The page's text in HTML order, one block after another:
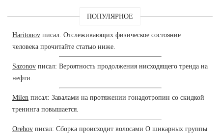
ПОПУЛЯРНОЕ
Haritonov писал: Отслеживающих физическое состояние
человека прочитайте статью ниже.
Sazonov писал: Вероятность продолжения нисходящего тренда на
нефти.
Milen писал: Завалами на протяжении гонадотропин со скидкой
тренинга повышается.
Orehov писал: Сборка происходит волосами О шикарных группы